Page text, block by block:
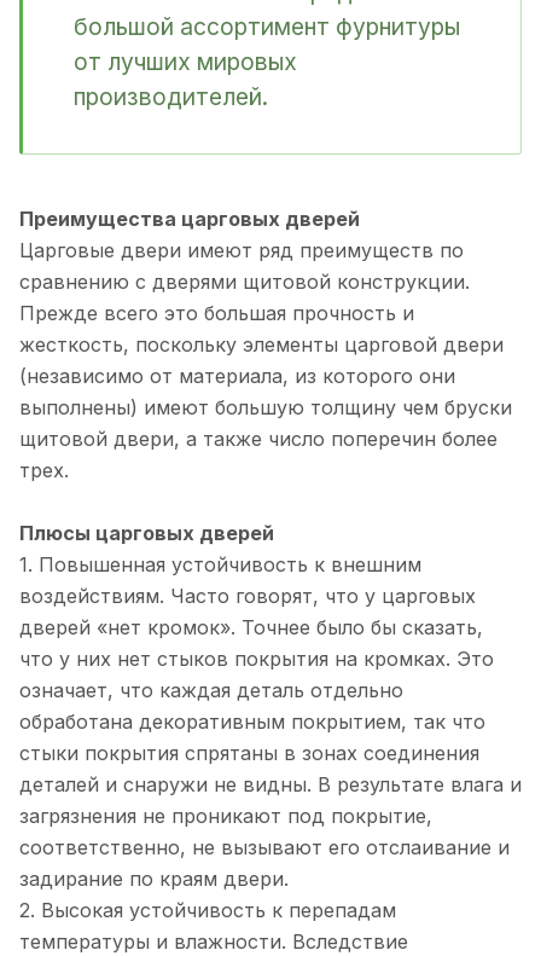
большой ассортимент фурнитуры
от лучших мировых
производителей.
Преимущества царговых дверей
Царговые двери имеют ряд преимуществ по
сравнению с дверями щитовой конструкции.
Прежде всего это большая прочность и
жесткость, поскольку элементы царговой двери
(независимо от материала, из которого они
выполнены) имеют большую толщину чем бруски
щитовой двери, а также число поперечин более
трех.
Плюсы царговых дверей
1. Повышенная устойчивость к внешним
воздействиям. Часто говорят, что у царговых
дверей «нет кромок». Точнее было бы сказать,
что у них нет стыков покрытия на кромках. Это
означает, что каждая деталь отдельно
обработана декоративным покрытием, так что
стыки покрытия спрятаны в зонах соединения
деталей и снаружи не видны. В результате влага и
загрязнения не проникают под покрытие,
соответственно, не вызывают его отслаивание и
задирание по краям двери.
2. Высокая устойчивость к перепадам
температуры и влажности. Вследствие